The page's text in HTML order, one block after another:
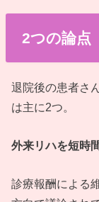
2つの論点
退院後の患者さ
は主に2つ。
外来リハを短時
診療報酬による